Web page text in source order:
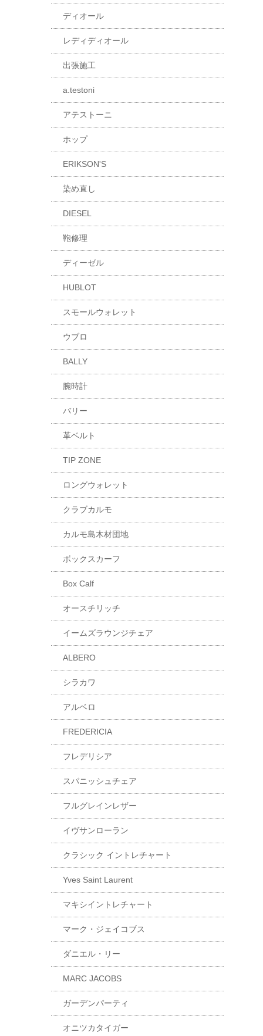
ディオール
レディディオール
出張施工
a.testoni
アテストーニ
ホップ
ERIKSON'S
染め直し
DIESEL
鞄修理
ディーゼル
HUBLOT
スモールウォレット
ウブロ
BALLY
腕時計
バリー
革ベルト
TIP ZONE
ロングウォレット
クラブカルモ
カルモ島木材団地
ボックスカーフ
Box Calf
オースチリッチ
イームズラウンジチェア
ALBERO
シラカワ
アルベロ
FREDERICIA
フレデリシア
スパニッシュチェア
フルグレインレザー
イヴサンローラン
クラシック イントレチャート
Yves Saint Laurent
マキシイントレチャート
マーク・ジェイコブス
ダニエル・リー
MARC JACOBS
ガーデンパーティ
オニツカタイガー